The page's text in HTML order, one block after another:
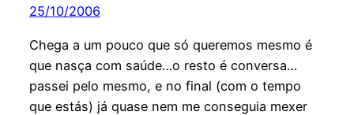
25/10/2006
Chega a um pouco que só queremos mesmo é
que nasça com saúde…o resto é conversa…
passei pelo mesmo, e no final (com o tempo
que estás) já quase nem me conseguia mexer